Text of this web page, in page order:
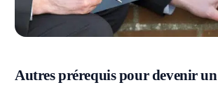
Autres prérequis pour devenir un